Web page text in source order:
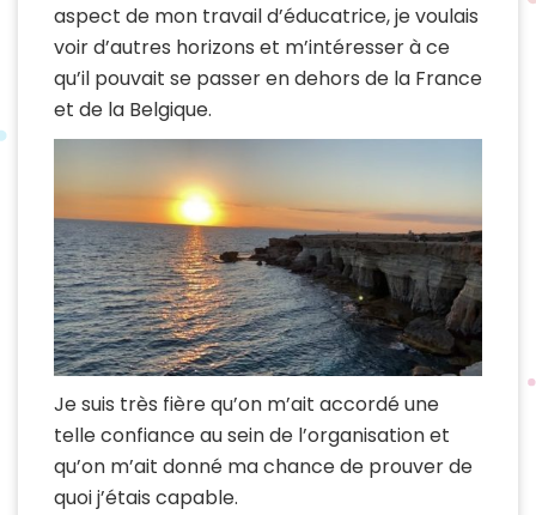
aspect de mon travail d’éducatrice, je voulais
voir d’autres horizons et m’intéresser à ce
qu’il pouvait se passer en dehors de la France
et de la Belgique.
Je suis très fière qu’on m’ait accordé une
telle confiance au sein de l’organisation et
qu’on m’ait donné ma chance de prouver de
quoi j’étais capable.